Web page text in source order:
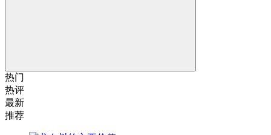
热门
热评
最新
推荐